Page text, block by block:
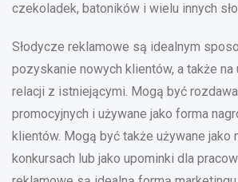
czekoladek, batoników i wielu innych
Słodycze reklamowe są idealnym
pozyskanie nowych klientów, a także na
relacji z istniejącymi. Mogą być
promocyjnych i używane jako forma
klientów. Mogą być także używane jako
konkursach lub jako upominki dla